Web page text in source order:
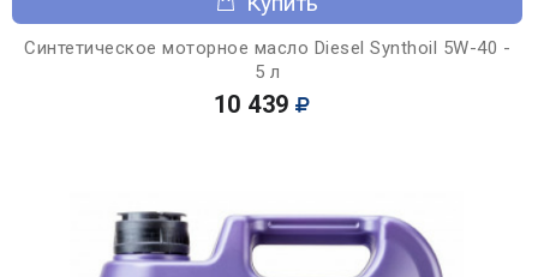
Синтетическое моторное масло Diesel Synthoil 5W-40 -
5 л
10 439